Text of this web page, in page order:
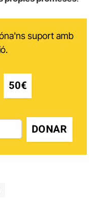
suport amb
50€
DONAR